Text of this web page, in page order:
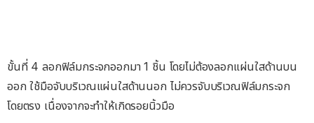
ขั้นที่ 4 ลอกฟิล์มกระจกออกมา 1 ชิ้น โดยไม่ต้องลอกแผ่นใสด้านบน
ออก ใช้มือจับบริเวณแผ่นใสด้านนอก ไม่ควรจับบริเวณฟิล์มกระจก
โดยตรง เนื่องจากจะทำให้เกิดรอยนิ้วมือ